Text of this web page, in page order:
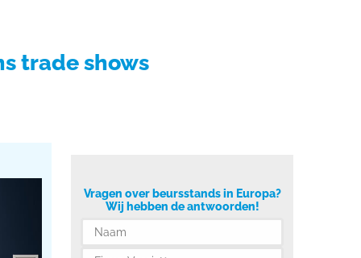
trade shows
Vragen over beursstands in Europa?
Wij hebben de antwoorden!